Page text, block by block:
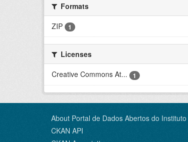
Formats
ZIP
1
Licenses
Creative Commons At...
1
About Portal de Dados Abertos do
CKAN API